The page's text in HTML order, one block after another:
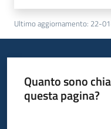
Ultimo aggiornamento: 22-
Quanto sono
questa pagina?